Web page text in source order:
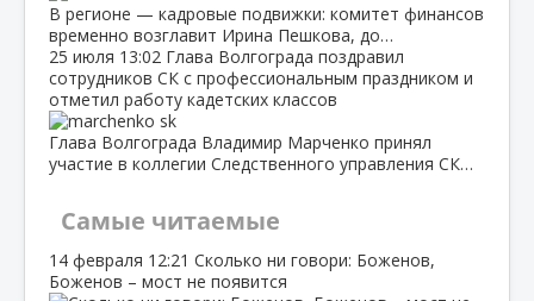
В регионе — кадровые подвижки: комитет финансов
временно возглавит Ирина Пешкова, до…
25 июля 13:02 Глава Волгограда поздравил
сотрудников СК с профессиональным праздником и
отметил работу кадетских классов
Глава Волгограда Владимир Марченко принял
участие в коллегии Следственного управления СК…
Самые читаемые
14 февраля 12:21 Сколько ни говори: Боженов,
Боженов – мост не появится